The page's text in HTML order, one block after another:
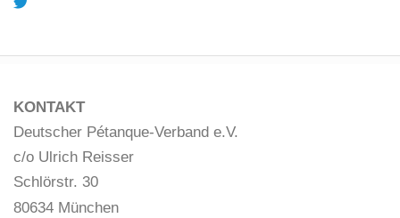
KONTAKT
Deutscher Pétanque-Verband e.V.
c/o Ulrich Reisser
Schlörstr. 30
80634 München